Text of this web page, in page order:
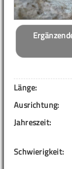
Länge:
Ausrichtung:
Jahreszeit:
Schwierigkeit: